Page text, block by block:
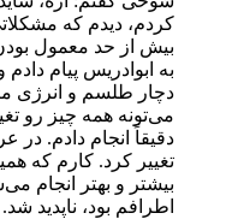
کردم، دیدم که
بیش از حد معمول
به ابوادریس پیام
دچار طلسم و انرژی
می‌تونه همه چیز رو
دقیقاً انجام دادم.
تغییر کرد. کارم که
بیشتر و بهتر انجام
اطرافم بود، ناپدید شد.